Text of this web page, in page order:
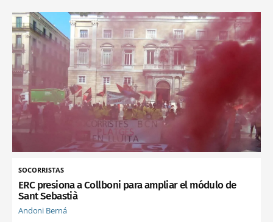
SOCORRISTAS
ERC presiona a Collboni para ampliar el módulo de
Sant Sebastià
Andoni Berná